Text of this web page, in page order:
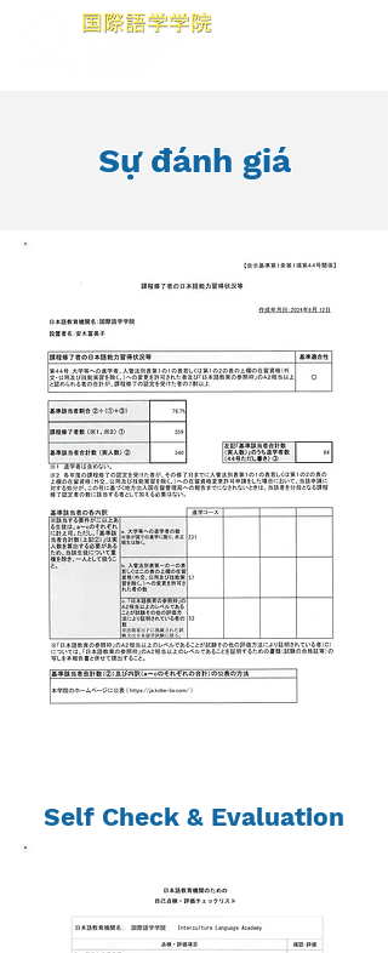
Sự đánh giá
Self Check & Evaluation